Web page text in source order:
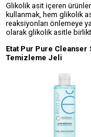
Glikolik asit içeren
kullanmak, hem glikolik
reaksiyonları önlemeye
olarak glikolik asitle
Etat Pur Pure Cleanser
Temizleme Jeli